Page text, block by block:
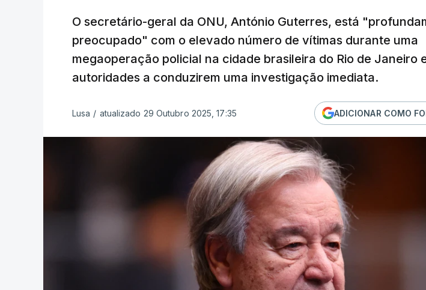
O secretário-geral da ONU, António Guterres, está
preocupado" com o elevado número de vítimas durante uma
megaoperação policial na cidade brasileira do Rio de Janeiro
autoridades a conduzirem uma investigação imediata.
Lusa / atualizado 29 Outubro 2025, 17:35 ADICIONAR COMO